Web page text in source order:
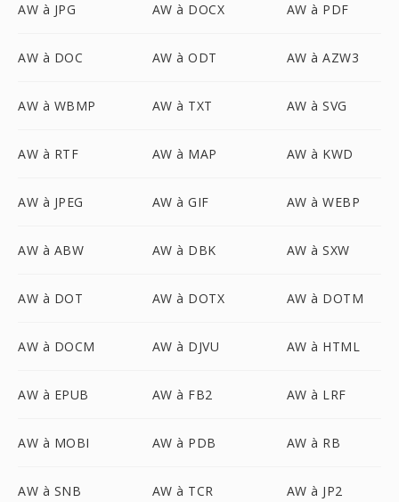
AW à JPG AW à DOCX AW à PDF
AW à DOC AW à ODT AW à AZW3
AW à WBMP AW à TXT AW à SVG
AW à RTF AW à MAP AW à KWD
AW à JPEG AW à GIF AW à WEBP
AW à ABW AW à DBK AW à SXW
AW à DOT AW à DOTX AW à DOTM
AW à DOCM AW à DJVU AW à HTML
AW à EPUB AW à FB2 AW à LRF
AW à MOBI AW à PDB AW à RB
AW à SNB AW à TCR AW à JP2